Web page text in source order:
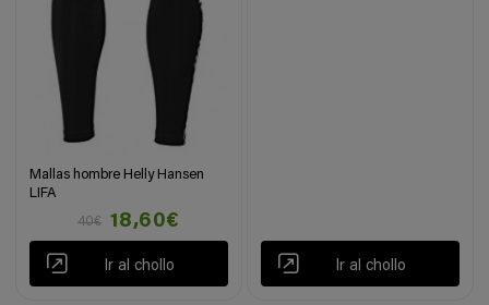
Mallas hombre Helly Hansen
LIFA
40€
18,60€
Ir al chollo Ir al chollo